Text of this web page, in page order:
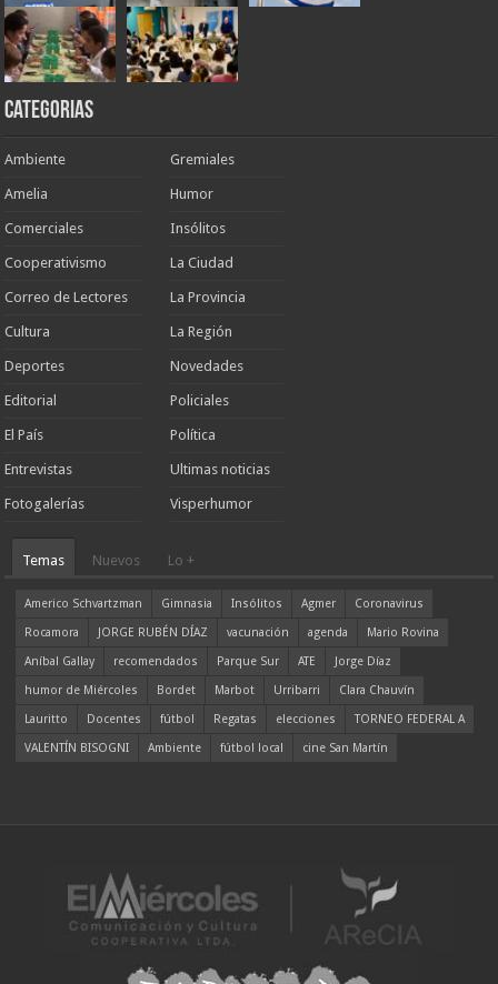
Categorias
Ambiente
Amelia
Comerciales
Cooperativismo
Correo de Lectores
Cultura
Deportes
Editorial
El País
Entrevistas
Fotogalerías
Gremiales
Humor
Insólitos
La Ciudad
La Provincia
La Región
Novedades
Policiales
Política
Ultimas noticias
Visperhumor
Temas Nuevos Lo +
Americo Schvartzman Gimnasia Insólitos Agmer
Coronavirus
Rocamora
JORGE RUBÉN DÍAZ vacunación agenda
Mario Rovina
Aníbal Gallay
recomendados Parque Sur ATE
Jorge Díaz
humor de Miércoles
Bordet Marbot Urribarri
Clara Chauvín
Lauritto
Docentes fútbol Regatas elecciones
TORNEO FEDERAL A
VALENTÍN BISOGNI
Ambiente fútbol local cine San Martín